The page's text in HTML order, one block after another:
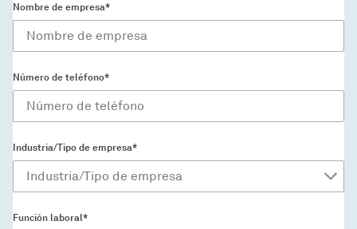
Nombre de empresa*
Número de teléfono*
Industria/Tipo de empresa*
Función laboral*